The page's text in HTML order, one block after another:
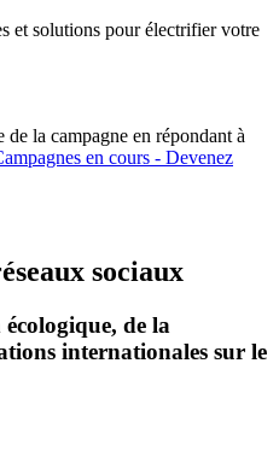
et solutions pour électrifier votre
de la campagne en répondant à
en cours - Devenez
sociaux
de la
internationales sur le